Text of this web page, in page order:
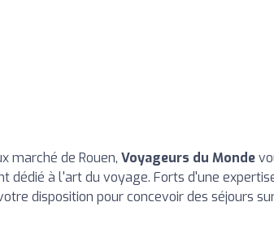
marché de Rouen, Voyageurs du Monde
dédié à l'art du voyage. Forts d'une
disposition pour concevoir des séjours